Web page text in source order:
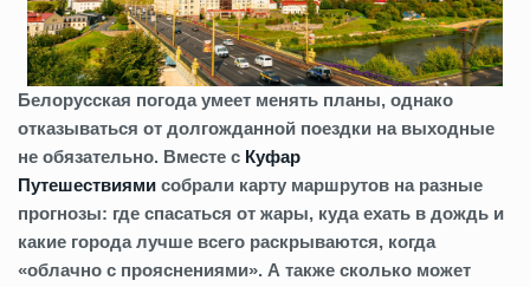
Белорусская погода умеет менять планы, однако
отказываться от долгожданной поездки на выходные
не обязательно. Вместе с Куфар
Путешествиями собрали карту маршрутов на разные
прогнозы: где спасаться от жары, куда ехать в дождь и
какие города лучше всего раскрываются, когда
«облачно с прояснениями». А также сколько может